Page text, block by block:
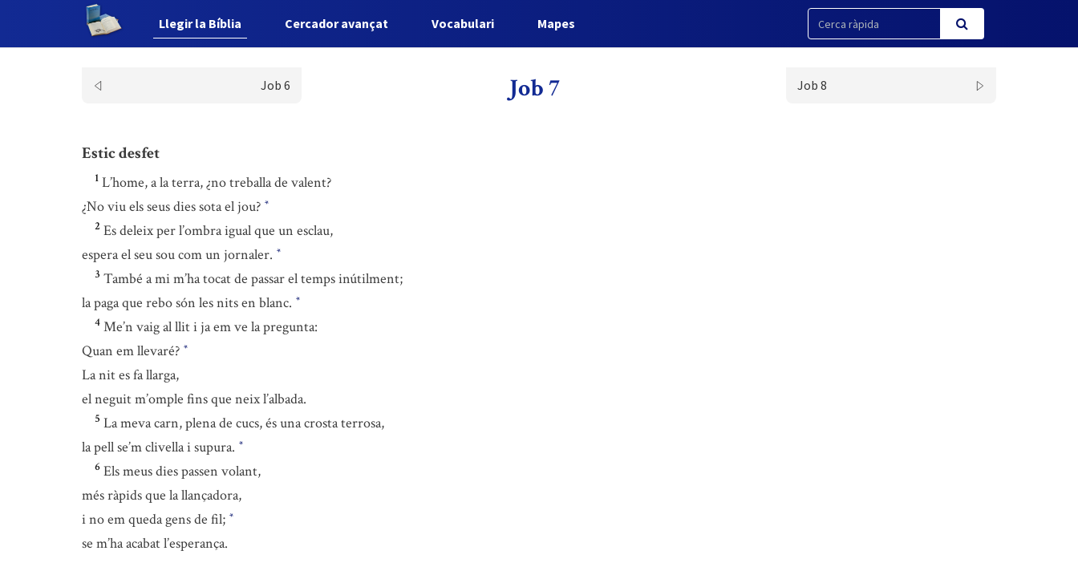
Llegir la Bíblia Cercador avançat Vocabulari Mapes
Job 6 Job 7 Job 8
Estic desfet
1 L’home, a la terra, ¿no treballa de valent?
¿No viu els seus dies sota el jou? *
2 Es deleix per l’ombra igual que un esclau,
espera el seu sou com un jornaler. *
3 També a mi m’ha tocat de passar el temps inútilment;
la paga que rebo són les nits en blanc. *
4 Me’n vaig al llit i ja em ve la pregunta:
Quan em llevaré? *
La nit es fa llarga,
el neguit m’omple fins que neix l’albada.
5 La meva carn, plena de cucs, és una crosta terrosa,
la pell se’m clivella i supura. *
6 Els meus dies passen volant,
més ràpids que la llançadora,
i no em queda gens de fil; *
se m’ha acabat l’esperança.